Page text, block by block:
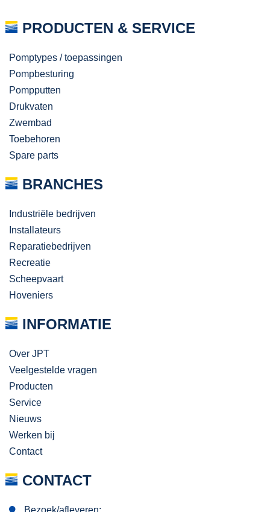
PRODUCTEN & SERVICE
Pomptypes / toepassingen
Pompbesturing
Pompputten
Drukvaten
Zwembad
Toebehoren
Spare parts
BRANCHES
Industriële bedrijven
Installateurs
Reparatiebedrijven
Recreatie
Scheepvaart
Hoveniers
INFORMATIE
Over JPT
Veelgestelde vragen
Producten
Service
Nieuws
Werken bij
Contact
CONTACT
Bezoek/afleveren: